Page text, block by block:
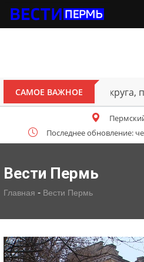
САМОЕ ВАЖНОЕ В
Последнее обновление:
Вести Пермь
Главная - Вести Пермь